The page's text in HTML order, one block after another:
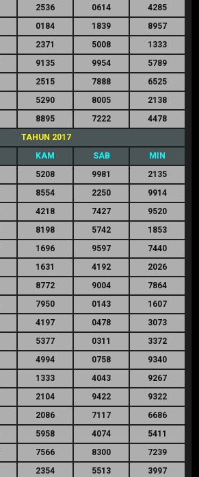
2536 0614
4285
0184 1839
8957
2371 5008
1333
9135 9954
5789
2515 7888
6525
5290 8005
2138
8895 7222
4478
TAHUN 2017
KAM SAB
MIN
5208 9981
2135
8554 2250
9914
4218 7427
9520
8198 5742
1853
1696 9597
7440
1631 4192
2026
8772 9004
7864
7950 0143
1607
4197 0478
3073
5377 0311
3372
4994 0758
9340
1333 4043
9267
2104 9422
9322
2086 7117
6686
5958 4074
5411
7566 8300
7239
2354 5513
3997